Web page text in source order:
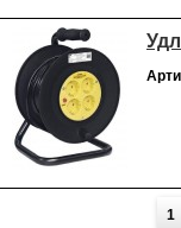
1